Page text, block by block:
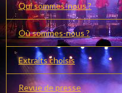
Qui sommes-nous ?
Où sommes-nous ?
Extraits choisis
Revue de presse